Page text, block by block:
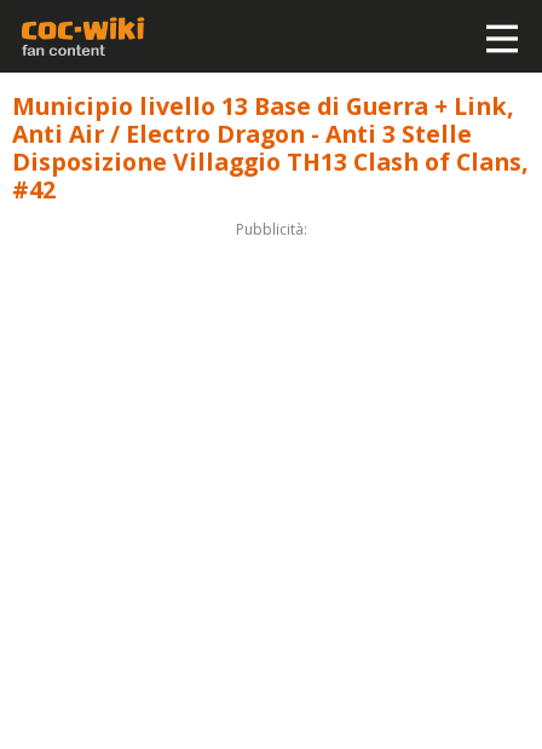
Municipio livello 13 Base di Guerra + Link,
Anti Air / Electro Dragon - Anti 3 Stelle
Disposizione Villaggio TH13 Clash of Clans,
#42
Pubblicità: